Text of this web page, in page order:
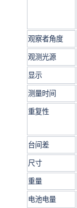
观察者角度
观测光源
显示
测量时间
重复性
台间差
尺寸
重量
电池电量